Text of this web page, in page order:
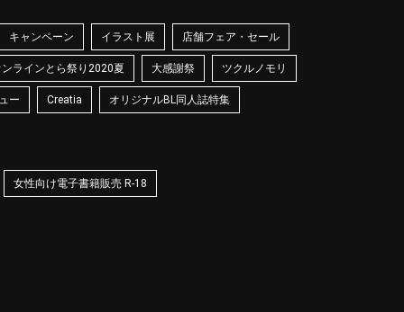
キャンペーン イラスト展 店舗フェア・セール
ラインとら祭り2020夏 大感謝祭 ツクルノモリ
ー Creatia オリジナルBL同人誌特集
女性向け電子書籍販売 R-18